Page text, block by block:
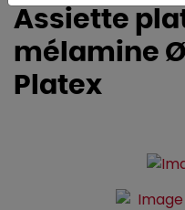
Assiette
mélamine
Platex